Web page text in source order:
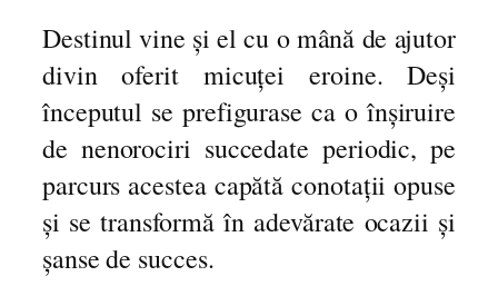
Destinul vine și el cu o mână de ajutor
divin oferit micuței eroine. Deși
începutul se prefigurase ca o înșiruire
de nenorociri succedate periodic, pe
parcurs acestea capătă conotații opuse
și se transformă în adevărate ocazii și
șanse de succes.